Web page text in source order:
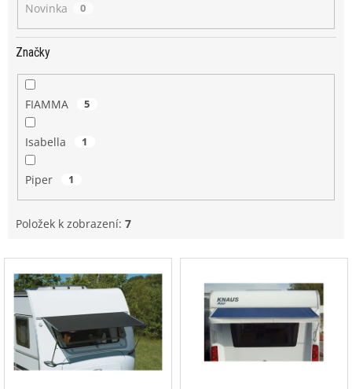
Novinka 0
Značky
FIAMMA 5
Isabella 1
Piper 1
Položek k zobrazení: 7
V
p
p